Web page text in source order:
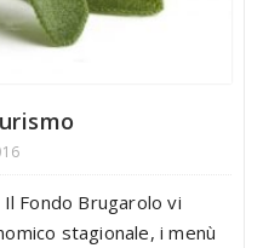
Fondo Brugarolo vi
stagionale, i menù